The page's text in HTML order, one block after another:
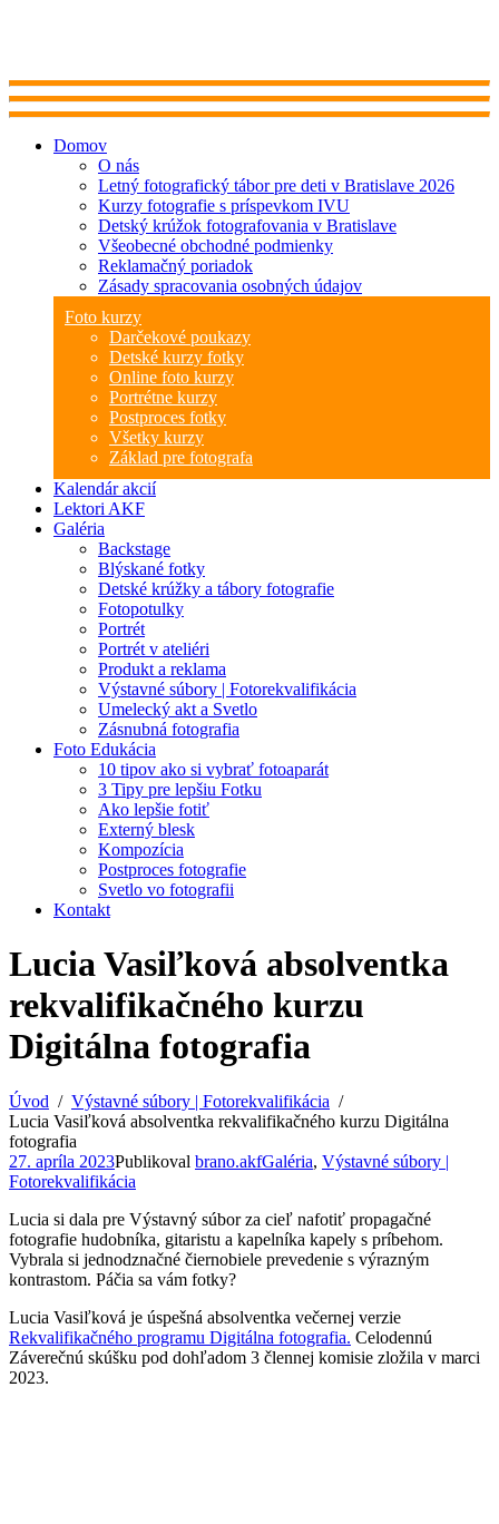
Domov
O nás
Letný fotografický tábor pre deti v Bratislave 2026
Kurzy fotografie s príspevkom IVU
Detský krúžok fotografovania v Bratislave
Všeobecné obchodné podmienky
Reklamačný poriadok
Zásady spracovania osobných údajov
Foto kurzy
Darčekové poukazy
Detské kurzy fotky
Online foto kurzy
Portrétne kurzy
Postproces fotky
Všetky kurzy
Základ pre fotografa
Kalendár akcií
Lektori AKF
Galéria
Backstage
Blýskané fotky
Detské krúžky a tábory fotografie
Fotopotulky
Portrét
Portrét v ateliéri
Produkt a reklama
Výstavné súbory | Fotorekvalifikácia
Umelecký akt a Svetlo
Zásnubná fotografia
Foto Edukácia
10 tipov ako si vybrať fotoaparát
3 Tipy pre lepšiu Fotku
Ako lepšie fotiť
Externý blesk
Kompozícia
Postproces fotografie
Svetlo vo fotografii
Kontakt
Lucia Vasiľková absolventka
rekvalifikačného kurzu
Digitálna fotografia
Úvod
Výstavné súbory | Fotorekvalifikácia
Lucia Vasiľková absolventka rekvalifikačného kurzu Digitálna
fotografia
27. apríla 2023Publikoval brano.akfGaléria, Výstavné súbory |
Fotorekvalifikácia
Lucia si dala pre Výstavný súbor za cieľ nafotiť propagačné
fotografie hudobníka, gitaristu a kapelníka kapely s príbehom.
Vybrala si jednodznačné čiernobiele prevedenie s výrazným
kontrastom. Páčia sa vám fotky?
Lucia Vasiľková je úspešná absolventka večernej verzie
Rekvalifikačného programu Digitálna fotografia. Celodennú
Záverečnú skúšku pod dohľadom 3 člennej komisie zložila v marci
2023.